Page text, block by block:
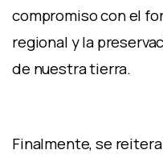
compromiso con el
regional y la
de nuestra tierra.
Finalmente, se